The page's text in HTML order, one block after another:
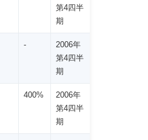
第4四半
期
-
2006年
第4四半
期
400%
2006年
第4四半
期